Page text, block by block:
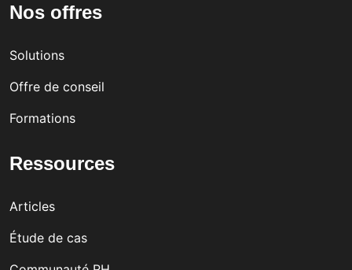
Nos offres
Solutions
Offre de conseil
Formations
Ressources
Articles
Étude de cas